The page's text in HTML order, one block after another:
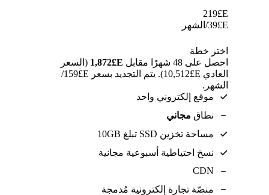
E£
219
E£
39/الشهر
اختر خطة
احصل على 48 شهرًا مقابل
E£⁦1,872⁩
(السعر
العادي E£⁦10,512⁩). يتم التجديد بسعر E£⁦159⁩/
الشهر.
موقع إلكتروني واحد
نطاق مجاني
مساحة تخزين SSD تبلغ 10GB
نسخ احتياطية أسبوعية مجانية
CDN
منصّة تجارة إلكترونية مُدمجة